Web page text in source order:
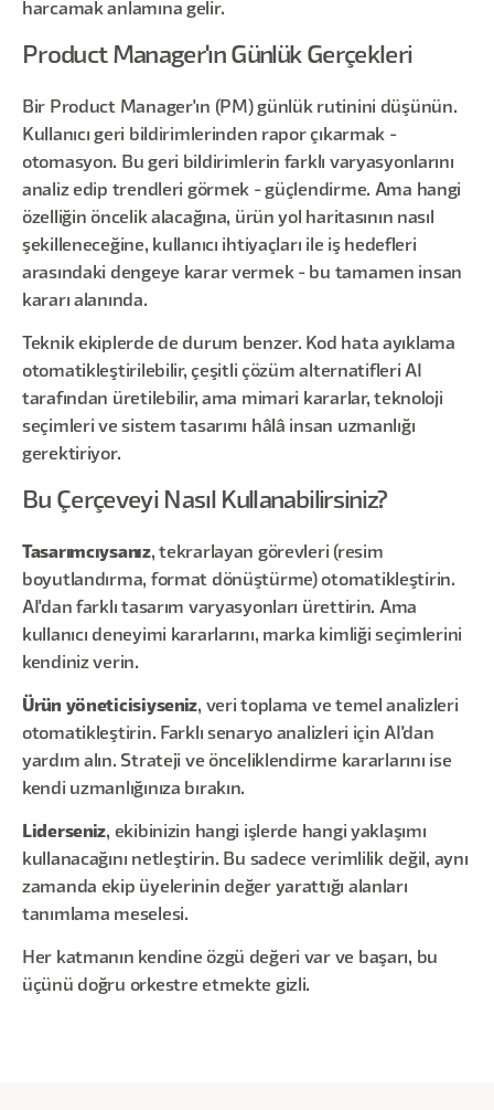
harcamak anlamına gelir.
Product Manager'ın Günlük Gerçekleri
Bir Product Manager'ın (PM) günlük rutinini düşünün.
Kullanıcı geri bildirimlerinden rapor çıkarmak -
otomasyon. Bu geri bildirimlerin farklı varyasyonlarını
analiz edip trendleri görmek - güçlendirme. Ama hangi
özelliğin öncelik alacağına, ürün yol haritasının nasıl
şekilleneceğine, kullanıcı ihtiyaçları ile iş hedefleri
arasındaki dengeye karar vermek - bu tamamen insan
kararı alanında.
Teknik ekiplerde de durum benzer. Kod hata ayıklama
otomatikleştirilebilir, çeşitli çözüm alternatifleri AI
tarafından üretilebilir, ama mimari kararlar, teknoloji
seçimleri ve sistem tasarımı hâlâ insan uzmanlığı
gerektiriyor.
Bu Çerçeveyi Nasıl Kullanabilirsiniz?
Tasarımcıysanız, tekrarlayan görevleri (resim
boyutlandırma, format dönüştürme) otomatikleştirin.
AI'dan farklı tasarım varyasyonları ürettirin. Ama
kullanıcı deneyimi kararlarını, marka kimliği seçimlerini
kendiniz verin.
Ürün yöneticisiyseniz, veri toplama ve temel analizleri
otomatikleştirin. Farklı senaryo analizleri için AI'dan
yardım alın. Strateji ve önceliklendirme kararlarını ise
kendi uzmanlığınıza bırakın.
Liderseniz, ekibinizin hangi işlerde hangi yaklaşımı
kullanacağını netleştirin. Bu sadece verimlilik değil, aynı
zamanda ekip üyelerinin değer yarattığı alanları
tanımlama meselesi.
Her katmanın kendine özgü değeri var ve başarı, bu
üçünü doğru orkestre etmekte gizli.